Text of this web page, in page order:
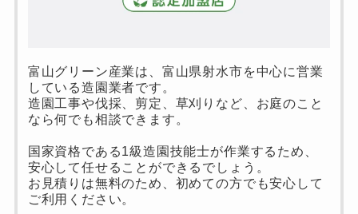
富山グリーン産業は、富山県射水市を中心に営業
している造園業者です。
造園工事や伐採、剪定、草刈りなど、お庭のこと
なら何でも相談できます。
国家資格である1級造園技能士が作業するため、
安心して任せることができるでしょう。
お見積りは無料のため、初めての方でも安心して
ご利用ください。